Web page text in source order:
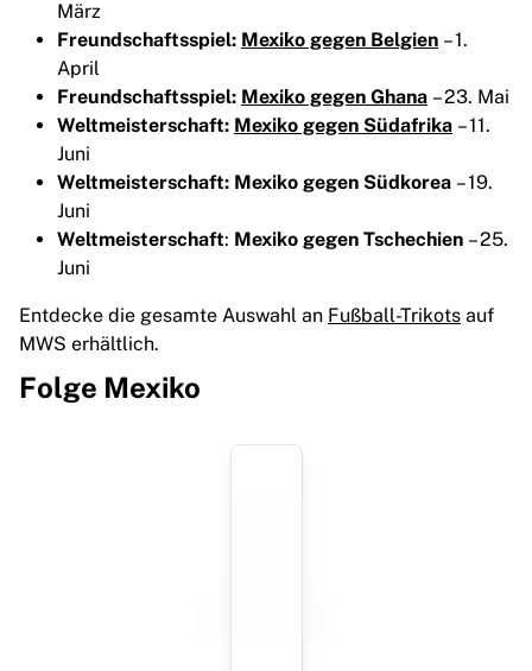
März
Freundschaftsspiel: Mexiko gegen Belgien –1.
April
Freundschaftsspiel: Mexiko gegen Ghana – 23. Mai
Weltmeisterschaft: Mexiko gegen Südafrika – 11.
Juni
Weltmeisterschaft: Mexiko gegen Südkorea – 19.
Juni
Weltmeisterschaft: Mexiko gegen Tschechien – 25.
Juni
Entdecke die gesamte Auswahl an Fußball-Trikots auf
MWS erhältlich.
Folge Mexiko